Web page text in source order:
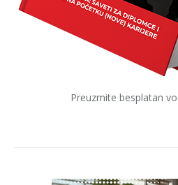
Preuzmite besplatan